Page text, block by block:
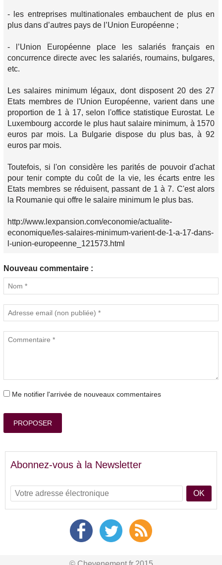
- les entreprises multinationales embauchent de plus en
plus dans d’autres pays de l’Union Européenne ;
- l’Union Européenne place les salariés français en
concurrence directe avec les salariés, roumains, bulgares,
etc.
Les salaires minimum légaux, dont disposent 20 des 27
Etats membres de l'Union Européenne, varient dans une
proportion de 1 à 17, selon l'office statistique Eurostat. Le
Luxembourg accorde le plus haut salaire minimum, à 1570
euros par mois. La Bulgarie dispose du plus bas, à 92
euros par mois.
Toutefois, si l'on considère les parités de pouvoir d'achat
pour tenir compte du coût de la vie, les écarts entre les
Etats membres se réduisent, passant de 1 à 7. C'est alors
la Roumanie qui offre le salaire minimum le plus bas.
http://www.lexpansion.com/economie/actualite-
economique/les-salaires-minimum-varient-de-1-a-17-dans-
l-union-europeenne_121573.html
Nouveau commentaire :
Me notifier l'arrivée de nouveaux commentaires
PROPOSER
Abonnez-vous à la Newsletter
OK